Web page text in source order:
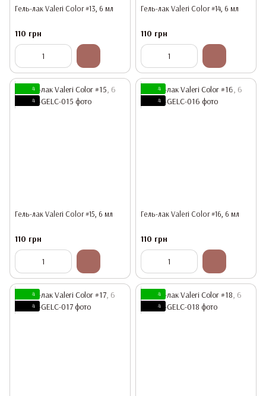
Гель-лак Valeri Color #13, 6 мл
110 грн
Гель-лак Valeri Color #14, 6 мл
110 грн
4
4
Гель-лак Valeri Color #15, 6 мл
110 грн
4
4
Гель-лак Valeri Color #16, 6 мл
110 грн
4
4
4
4